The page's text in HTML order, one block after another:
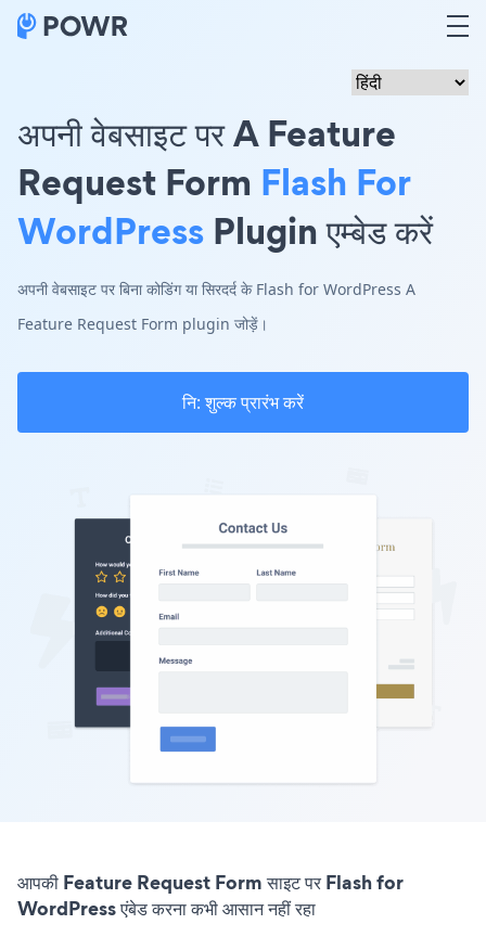
अपनी वेबसाइट पर A Feature
Request Form Flash For
WordPress Plugin एम्बेड करें
अपनी वेबसाइट पर बिना कोडिंग या सिरदर्द के Flash for WordPress A
Feature Request Form plugin जोड़ें।
नि: शुल्क प्रारंभ करें
आपकी Feature Request Form साइट पर Flash for
WordPress एंबेड करना कभी आसान नहीं रहा